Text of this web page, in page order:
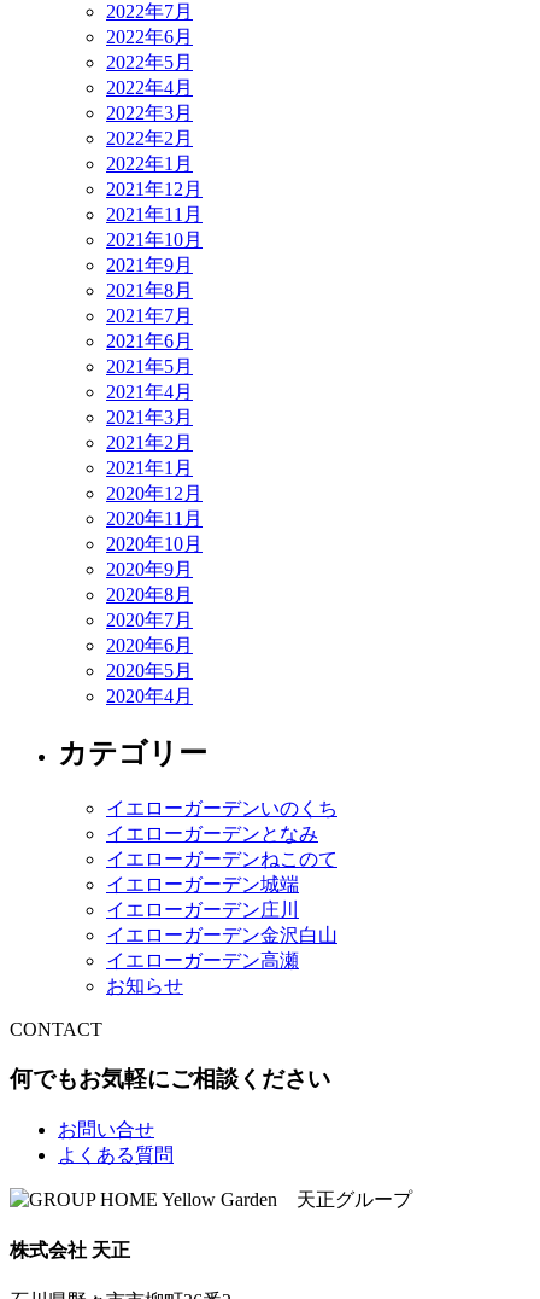
2022年7月
2022年6月
2022年5月
2022年4月
2022年3月
2022年2月
2022年1月
2021年12月
2021年11月
2021年10月
2021年9月
2021年8月
2021年7月
2021年6月
2021年5月
2021年4月
2021年3月
2021年2月
2021年1月
2020年12月
2020年11月
2020年10月
2020年9月
2020年8月
2020年7月
2020年6月
2020年5月
2020年4月
カテゴリー
イエローガーデンいのくち
イエローガーデンとなみ
イエローガーデンねこのて
イエローガーデン城端
イエローガーデン庄川
イエローガーデン金沢白山
イエローガーデン高瀬
お知らせ
CONTACT
何でもお気軽にご相談ください
お問い合せ
よくある質問
株式会社 天正